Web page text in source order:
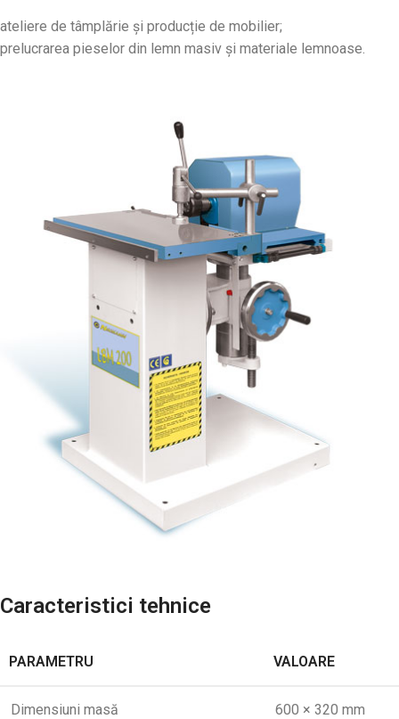
ateliere de tâmplărie și producție de mobilier;
prelucrarea pieselor din lemn masiv și materiale lemnoase.
Caracteristici tehnice
PARAMETRU VALOARE
Dimensiuni masă 600 × 320 mm